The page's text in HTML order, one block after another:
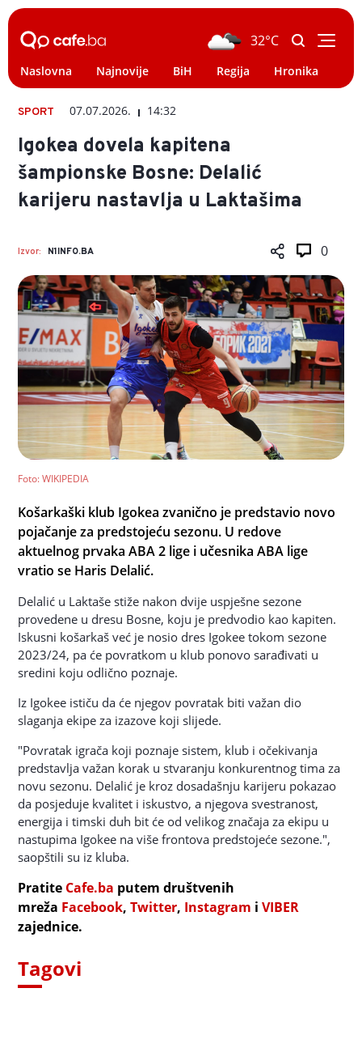
32°C
Naslovna Najnovije BiH Regija Hronika
SPORT 07.07.2026. 14:32
Igokea dovela kapitena
šampionske Bosne: Delalić
karijeru nastavlja u Laktašima
Izvor: N1INFO.BA 0
Foto: WIKIPEDIA
Košarkaški klub Igokea zvanično je predstavio novo
pojačanje za predstojeću sezonu. U redove
aktuelnog prvaka ABA 2 lige i učesnika ABA lige
vratio se Haris Delalić.
Delalić u Laktaše stiže nakon dvije uspješne sezone
provedene u dresu Bosne, koju je predvodio kao kapiten.
Iskusni košarkaš već je nosio dres Igokee tokom sezone
2023/24, pa će povratkom u klub ponovo sarađivati u
sredini koju odlično poznaje.
Iz Igokee ističu da će njegov povratak biti važan dio
slaganja ekipe za izazove koji slijede.
"Povratak igrača koji poznaje sistem, klub i očekivanja
predstavlja važan korak u stvaranju konkurentnog tima za
novu sezonu. Delalić je kroz dosadašnju karijeru pokazao
da posjeduje kvalitet i iskustvo, a njegova svestranost,
energija i timski duh bit će od velikog značaja za ekipu u
nastupima Igokee na više frontova predstojeće sezone.",
saopštili su iz kluba.
Pratite Cafe.ba putem društvenih
mreža Facebook,Twitter, Instagram iVIBER
zajednice.
Tagovi